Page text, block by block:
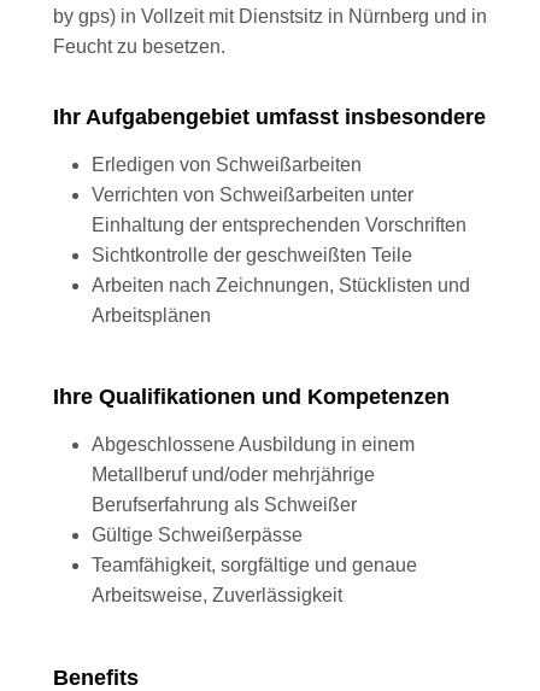
by gps) in Vollzeit mit Dienstsitz in Nürnberg und in
Feucht zu besetzen.
Ihr Aufgabengebiet umfasst insbesondere
Erledigen von Schweißarbeiten
Verrichten von Schweißarbeiten unter
Einhaltung der entsprechenden Vorschriften
Sichtkontrolle der geschweißten Teile
Arbeiten nach Zeichnungen, Stücklisten und
Arbeitsplänen
Ihre Qualifikationen und Kompetenzen
Abgeschlossene Ausbildung in einem
Metallberuf und/oder mehrjährige
Berufserfahrung als Schweißer
Gültige Schweißerpässe
Teamfähigkeit, sorgfältige und genaue
Arbeitsweise, Zuverlässigkeit
Benefits